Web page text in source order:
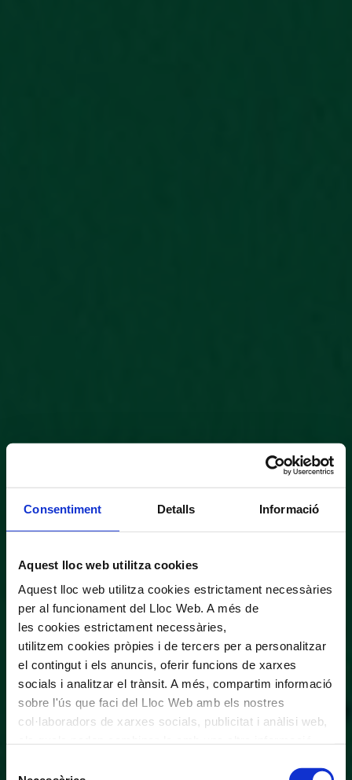
Consentiment Detalls Informació
Aquest lloc web utilitza cookies
Aquest lloc web utilitza cookies estrictament necessàries
per al funcionament del Lloc Web. A més de
les cookies estrictament necessàries,
utilitzem cookies pròpies i de tercers per a personalitzar
el contingut i els anuncis, oferir funcions de xarxes
socials i analitzar el trànsit. A més, compartim informació
sobre l'ús que faci del Lloc Web amb els nostres
col·laboradors de xarxes socials, publicitat i anàlisi web,